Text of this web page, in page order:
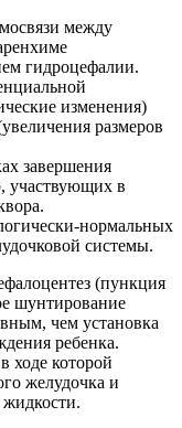
между
гидроцефалии.
изменения)
размеров
завершения
участвующих в
нормальных
системы.
(пункция
шунтирование
чем установка
ребенка.
ходе которой
желудочка и